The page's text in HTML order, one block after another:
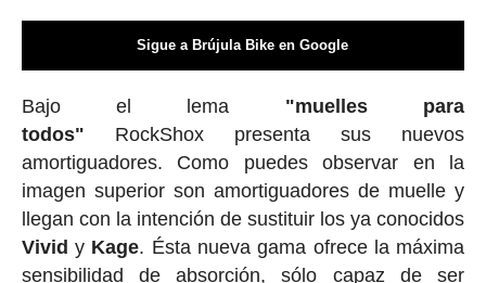
Sigue a Brújula Bike en Google
Bajo el lema "muelles para
todos" RockShox
presenta sus nuevos
amortiguadores. Como puedes observar en la
imagen superior son amortiguadores de muelle y
llegan con la intención de sustituir los ya conocidos
Vivid y Kage. Ésta nueva gama ofrece la máxima
sensibilidad de absorción, sólo capaz de ser